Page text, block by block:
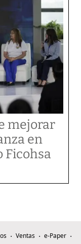
mejorar
en
Ficohsa
Ventas
e-Paper